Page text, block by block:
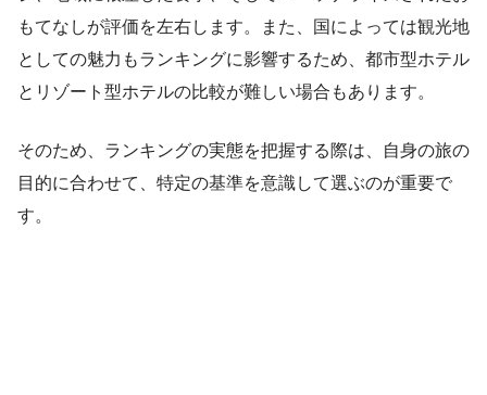
もてなしが評価を左右します。また、国によっては観光地
としての魅力もランキングに影響するため、都市型ホテル
とリゾート型ホテルの比較が難しい場合もあります。
そのため、ランキングの実態を把握する際は、自身の旅の
目的に合わせて、特定の基準を意識して選ぶのが重要で
す。